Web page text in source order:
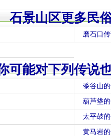
石景山区更多民
磨石口
可能对下列传说
黍谷山
葫芦垡
太平鼓
黄马岩